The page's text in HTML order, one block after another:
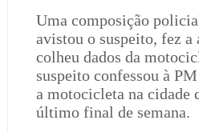
Uma composição
avistou o suspeito, fez a
colheu dados da
suspeito confessou à
a motocicleta na cidade
último final de semana.